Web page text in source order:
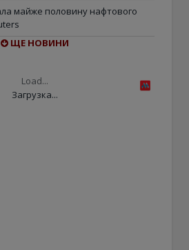
майже половину нафтового
ЩЕ НОВИНИ
Load...
Загрузка...